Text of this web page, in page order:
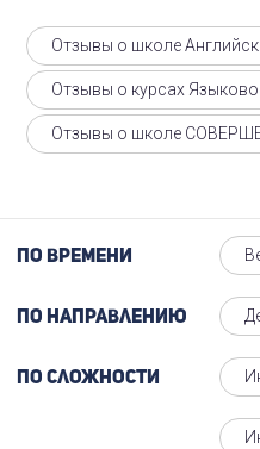
Отзывы о школе
Отзывы о курсах
Отзывы о школе
По времени
По направлению
По сложности